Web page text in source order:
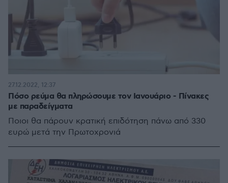
Πόσο ρεύμα θα πληρώσουμε τον Ιανουάριο - Πίνακες
με παραδείγματα
Ποιοι θα πάρουν κρατική επιδότηση πάνω από 330
ευρώ μετά την Πρωτοχρονιά
27.12.2022, 12:37